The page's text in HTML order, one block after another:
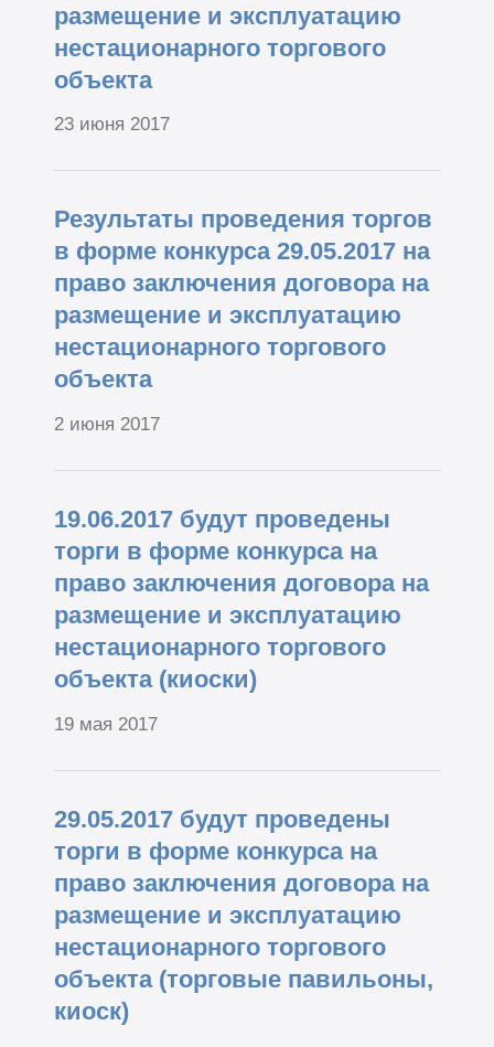
размещение и эксплуатацию
нестационарного торгового
объекта
23 июня 2017
Результаты проведения торгов
в форме конкурса 29.05.2017 на
право заключения договора на
размещение и эксплуатацию
нестационарного торгового
объекта
2 июня 2017
19.06.2017 будут проведены
торги в форме конкурса на
право заключения договора на
размещение и эксплуатацию
нестационарного торгового
объекта (киоски)
19 мая 2017
29.05.2017 будут проведены
торги в форме конкурса на
право заключения договора на
размещение и эксплуатацию
нестационарного торгового
объекта (торговые павильоны,
киоск)